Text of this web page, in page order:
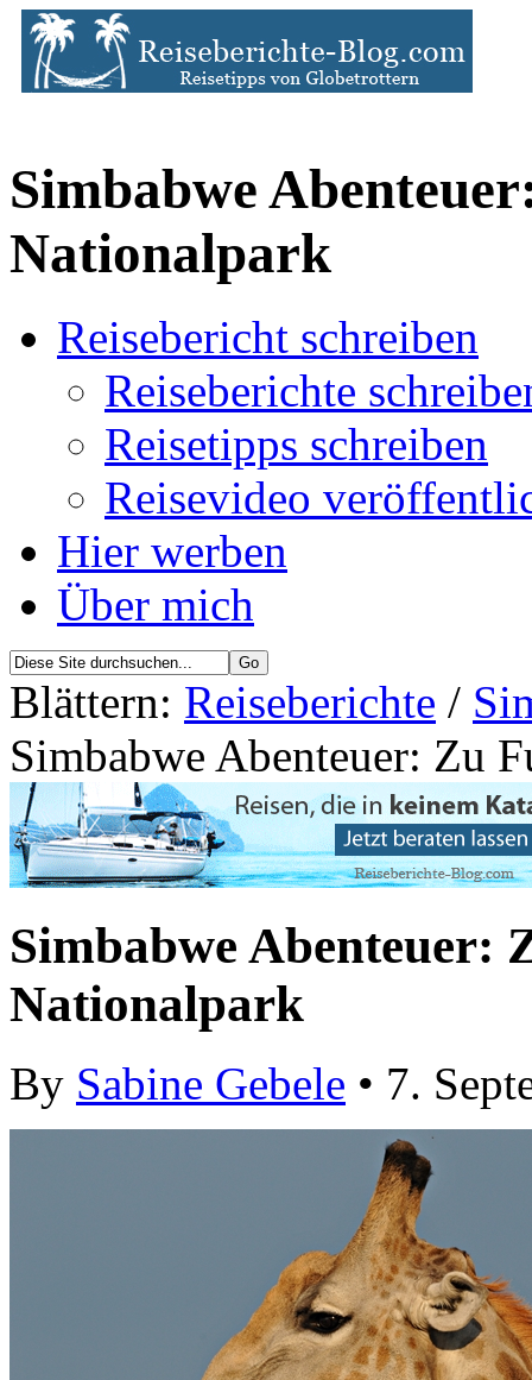
Simbabwe
Nationalpark
Reisebericht schreiben
Reiseberichte
Reisetipps schreiben
Reisevideo
Hier werben
Über mich
Blättern: Reiseberichte /
Simbabwe Abenteuer: Zu
Simbabwe Abenteuer:
Nationalpark
By Sabine Gebele • 7.